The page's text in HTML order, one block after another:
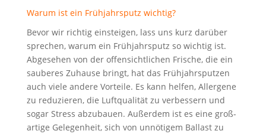
War­um ist ein Früh­jahrs­putz wichtig?
Bevor wir rich­tig ein­stei­gen, lass uns kurz dar­über
spre­chen, war­um ein Früh­jahrs­putz so wich­tig ist.
Abge­se­hen von der offen­sicht­li­chen Fri­sche, die ein
sau­be­res Zuhau­se bringt, hat das Früh­jahrs­put­zen
auch vie­le ande­re Vor­tei­le. Es kann hel­fen, All­er­ge­ne
zu redu­zie­ren, die Luft­qua­li­tät zu ver­bes­sern und
sogar Stress abzu­bau­en. Außer­dem ist es eine groß­
ar­ti­ge Gele­gen­heit, sich von unnö­ti­gem Bal­last zu